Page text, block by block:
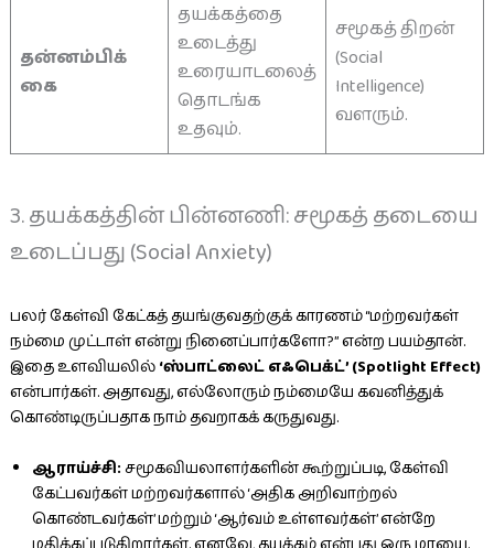
தன்னம்பிக்
கை
தயக்கத்தை
உடைத்து
உரையாடலைத்
தொடங்க
உதவும்.
சமூகத் திறன்
(Social
Intelligence)
வளரும்.
3. தயக்கத்தின் பின்னணி: சமூகத் தடையை
உடைப்பது (Social Anxiety)
பலர் கேள்வி கேட்கத் தயங்குவதற்குக் காரணம் “மற்றவர்கள்
நம்மை முட்டாள் என்று நினைப்பார்களோ?” என்ற பயம்தான்.
இதை உளவியலில்‘ஸ்பாட்லைட் எஃபெக்ட்’ (Spotlight Effect)
என்பார்கள். அதாவது, எல்லோரும் நம்மையே கவனித்துக்
கொண்டிருப்பதாக நாம் தவறாகக் கருதுவது.
ஆராய்ச்சி:சமூகவியலாளர்களின் கூற்றுப்படி, கேள்வி
கேட்பவர்கள் மற்றவர்களால் ‘அதிக அறிவாற்றல்
கொண்டவர்கள்’ மற்றும் ‘ஆர்வம் உள்ளவர்கள்’ என்றே